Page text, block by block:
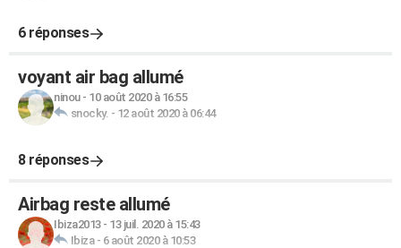
6 réponses
voyant air bag allumé
ninou- 10 août 2020 à 16:55
snocky. - 12 août 2020 à 06:44
8 réponses
Airbag reste allumé
Ibiza2013- 13 juil. 2020 à 15:43
Ibiza- 6 août 2020 à 10:53